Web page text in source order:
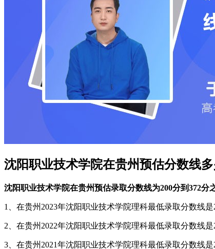
沈阳职业技术学院在贵州预估分数线
沈阳职业技术学院在贵州预估录取分数线为200分到372分
1、在贵州2023年沈阳职业技术学院理科最低录取分数线
2、在贵州2022年沈阳职业技术学院理科最低录取分数线
3、在贵州2021年沈阳职业技术学院理科最低录取分数线